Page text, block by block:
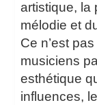
artistique, la
mélodie et
Ce n’est
musiciens
esthétique
influences,